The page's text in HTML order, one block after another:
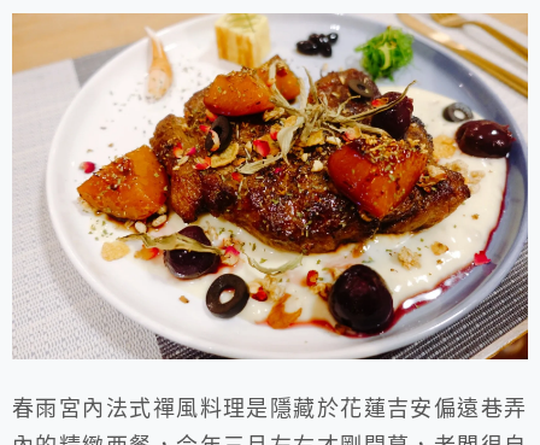
春雨宮內法式禪風料理是隱藏於花蓮吉安偏遠巷弄